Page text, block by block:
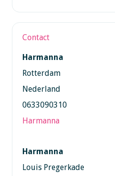
Contact
Harmanna
Rotterdam
Nederland
0633090310
Harmanna
Harmanna
Louis Pregerkade